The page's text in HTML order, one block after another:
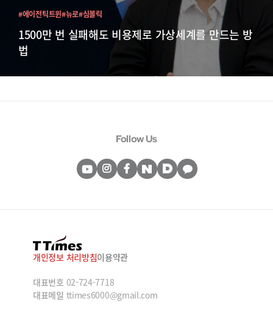
1500만 번 실패해도 비용제로 가상세계를 만드는 방
법
#에이전틱트윈#뉴로#심볼릭
Follow Us
개인정보 처리방침이용약관
대표번호 02-724-7718
대표메일 ttimes6000@gmail.com